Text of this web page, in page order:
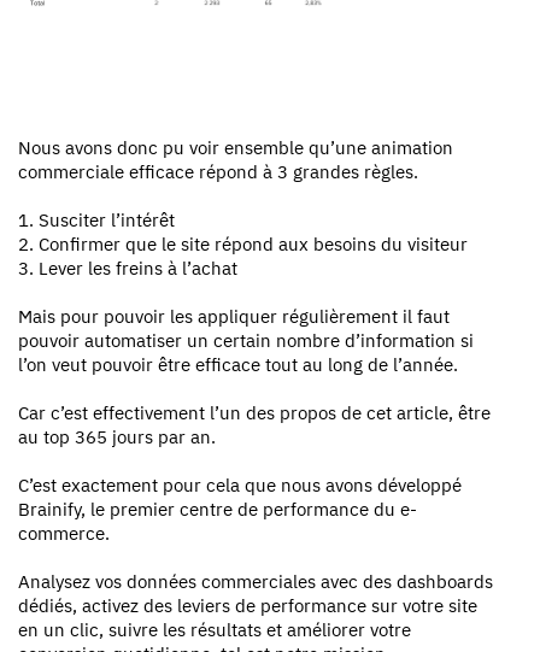
Nous avons donc pu voir ensemble qu’une animation
commerciale efficace répond à 3 grandes règles.
1. Susciter l’intérêt
2. Confirmer que le site répond aux besoins du visiteur
3. Lever les freins à l’achat
Mais pour pouvoir les appliquer régulièrement il faut
pouvoir automatiser un certain nombre d’information si
l’on veut pouvoir être efficace tout au long de l’année.
Car c’est effectivement l’un des propos de cet article, être
au top 365 jours par an.
C’est exactement pour cela que nous avons développé
Brainify, le premier centre de performance du e-
commerce.
Analysez vos données commerciales avec des dashboards
dédiés, activez des leviers de performance sur votre site
en un clic, suivre les résultats et améliorer votre